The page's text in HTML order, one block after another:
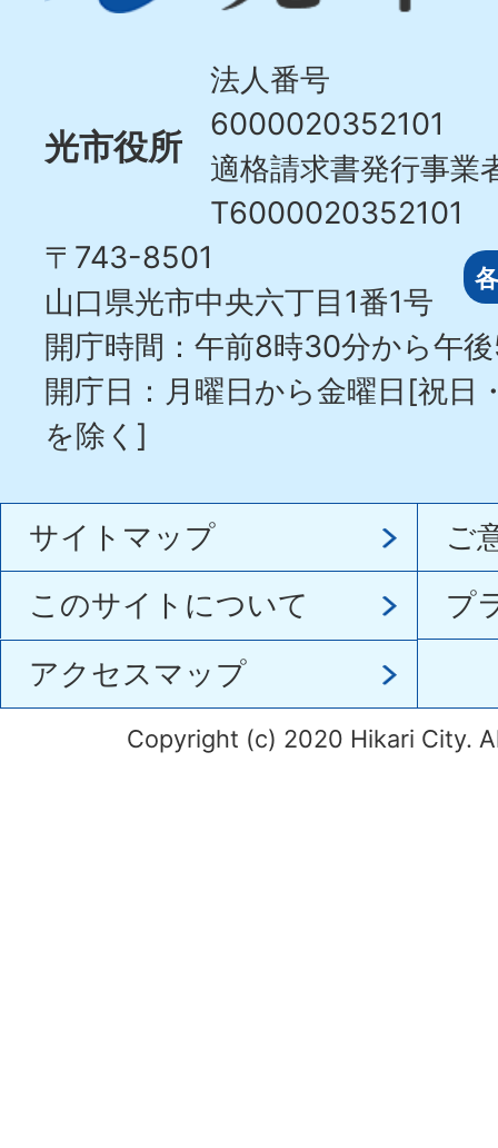
Hikari
光市役所
法人番号
6000020352101
適格請求書発行事業
T6000020352101
〒743-8501
山口県光市中央六丁目1番1号
開庁時間：午前8時30分から午
開庁日：月曜日から金曜日[祝日
を除く]
サイトマップ
ご
このサイトについて
プ
アクセスマップ
Copyright (c) 2020 Hikari City.